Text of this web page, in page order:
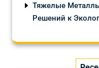
Тяжелые
Решений к